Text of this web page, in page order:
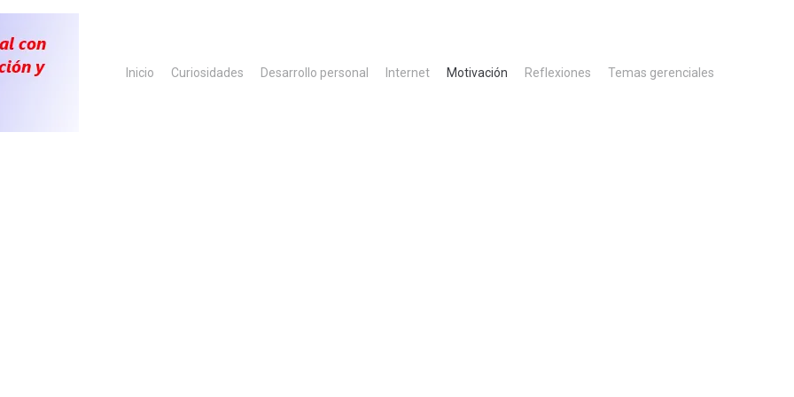
Inicio
Curiosidades Desarrollo personal Internet Motivación Reflexiones Temas gerenciales